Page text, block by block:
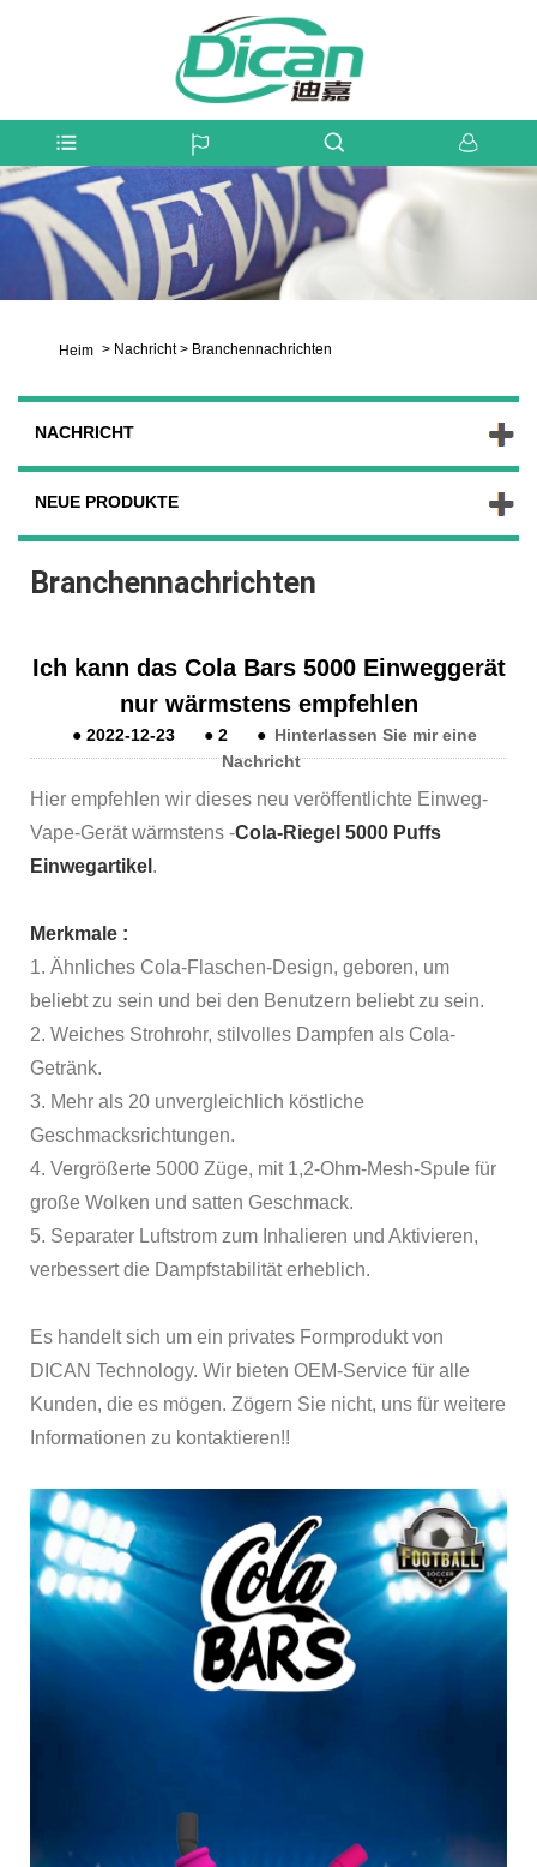
Heim > Nachricht > Branchennachrichten
NACHRICHT
NEUE PRODUKTE
Branchennachrichten
Ich kann das Cola Bars 5000 Einweggerät
nur wärmstens empfehlen
● 2022-12-23 ● 2 ● Hinterlassen Sie mir eine
Nachricht
Hier empfehlen wir dieses neu veröffentlichte Einweg-
Vape-Gerät wärmstens -Cola-Riegel 5000 Puffs
Einwegartikel .
Merkmale :
1. Ähnliches Cola-Flaschen-Design, geboren, um
beliebt zu sein und bei den Benutzern beliebt zu sein.
2. Weiches Strohrohr, stilvolles Dampfen als Cola-
Getränk.
3. Mehr als 20 unvergleichlich köstliche
Geschmacksrichtungen.
4. Vergrößerte 5000 Züge, mit 1,2-Ohm-Mesh-Spule für
große Wolken und satten Geschmack.
5. Separater Luftstrom zum Inhalieren und Aktivieren,
verbessert die Dampfstabilität erheblich.
Es handelt sich um ein privates Formprodukt von
DICAN Technology. Wir bieten OEM-Service für alle
Kunden, die es mögen. Zögern Sie nicht, uns für weitere
Informationen zu kontaktieren!!